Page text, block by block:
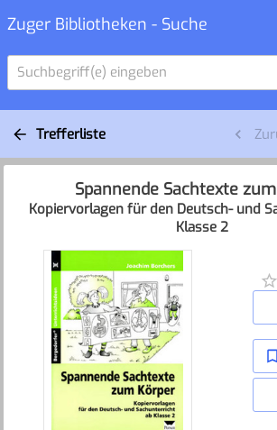
Zuger Bibliotheken - Suche
Suchbegriff(e) eingeben
Trefferliste
Spannende Sachtexte
Kopiervorlagen für den Deutsch- und
Klasse 2